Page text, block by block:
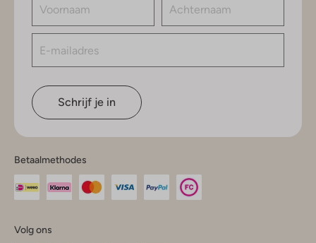
Schrijf je in
Betaalmethodes
Volg ons